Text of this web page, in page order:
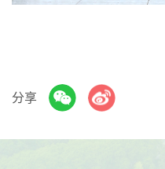
分享